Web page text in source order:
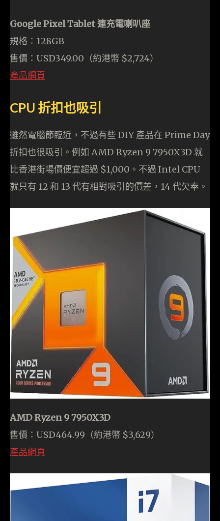
Google Pixel Tablet 連充電喇叭座
規格：128GB
售價：USD349.00（約港幣 $2,724）
產品網頁
CPU 折扣也吸引
雖然電腦節臨近，不過有些 DIY 產品在 Prime Day
折扣也很吸引。例如 AMD Ryzen 9 7950X3D 就
比香港街場價便宜超過 $1,000。不過 Intel CPU
就只有 12 和 13 代有相對吸引的價差，14 代欠奉。
AMD Ryzen 9 7950X3D
售價：USD464.99（約港幣 $3,629）
產品網頁